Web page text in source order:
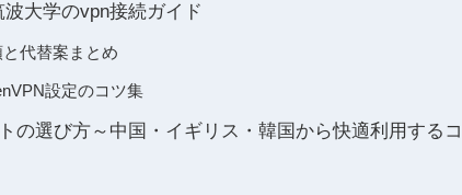
大学のvpn接続ガイド
代替案まとめ
設定のコツ集
の選び方～中国・イギリス・韓国から快適利用するコ